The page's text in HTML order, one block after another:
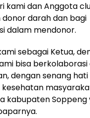
kami dan Anggota
darah dan
dalam mendonor.
sebagai Ketua,
bisa
dengan senang
kabupaten